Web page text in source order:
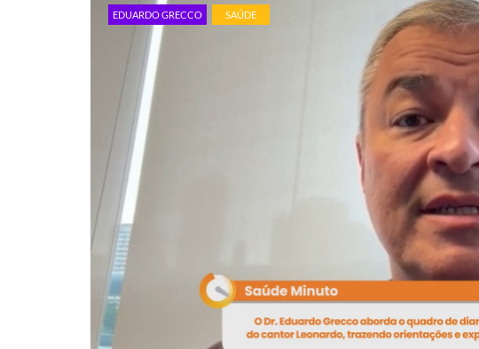
EDUARDO GRECCO SAÚDE